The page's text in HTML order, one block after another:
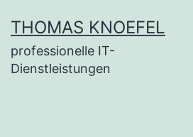
Inhalt
springen
THOMAS KNOEFEL
professionelle IT-
Dienstleistungen